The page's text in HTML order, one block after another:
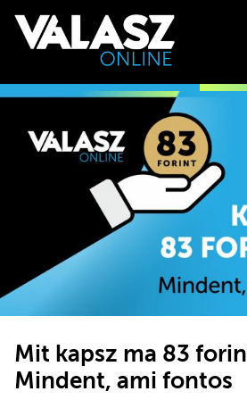
Mit kapsz ma 83
Mindent, ami fontos